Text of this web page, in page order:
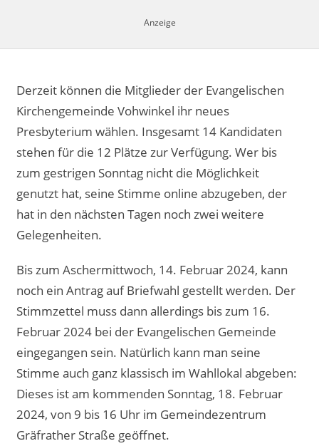
Derzeit können die Mitglieder der Evangelischen
Kirchengemeinde Vohwinkel ihr neues
Presbyterium wählen. Insgesamt 14 Kandidaten
stehen für die 12 Plätze zur Verfügung. Wer bis
zum gestrigen Sonntag nicht die Möglichkeit
genutzt hat, seine Stimme online abzugeben, der
hat in den nächsten Tagen noch zwei weitere
Gelegenheiten.
Bis zum Aschermittwoch, 14. Februar 2024, kann
noch ein Antrag auf Briefwahl gestellt werden. Der
Stimmzettel muss dann allerdings bis zum 16.
Februar 2024 bei der Evangelischen Gemeinde
eingegangen sein. Natürlich kann man seine
Stimme auch ganz klassisch im Wahllokal abgeben:
Dieses ist am kommenden Sonntag, 18. Februar
2024, von 9 bis 16 Uhr im Gemeindezentrum
Gräfrather Straße geöffnet.